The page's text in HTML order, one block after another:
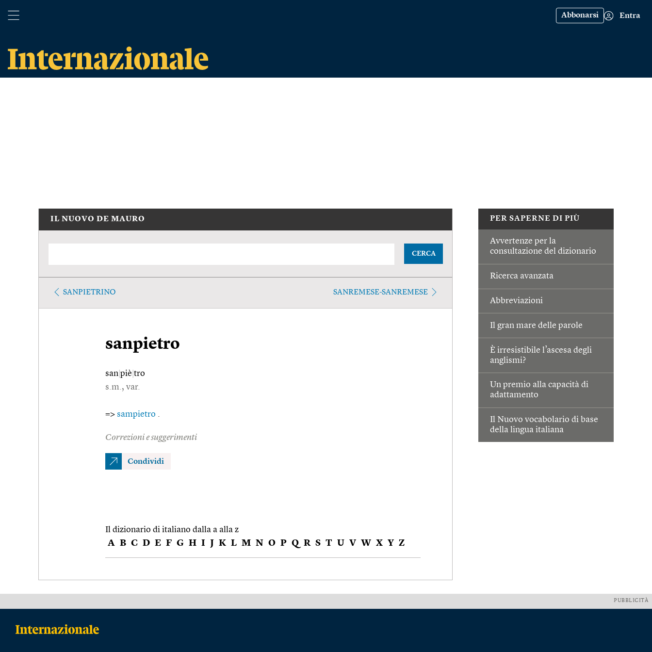
Abbonarsi Entra
PER SAPERNE DI PIÙ
Avvertenze per la
consultazione del dizionario
Ricerca avanzata
Abbreviazioni
Il gran mare delle parole
È irresistibile l’ascesa degli
anglismi?
Un premio alla capacità di
adattamento
Il Nuovo vocabolario di base
della lingua italiana
IL NUOVO DE MAURO
CERCA
SANPIETRINO SANREMESE-SANREMESE
sanpietro
san piè tro
s.m., var.
=> sampietro .
Correzioni e suggerimenti
Condividi
Il dizionario di italiano dalla a alla z
A B C D E F G H I J K L M N O P Q R S T U V W X Y Z
PUBBLICITÀ